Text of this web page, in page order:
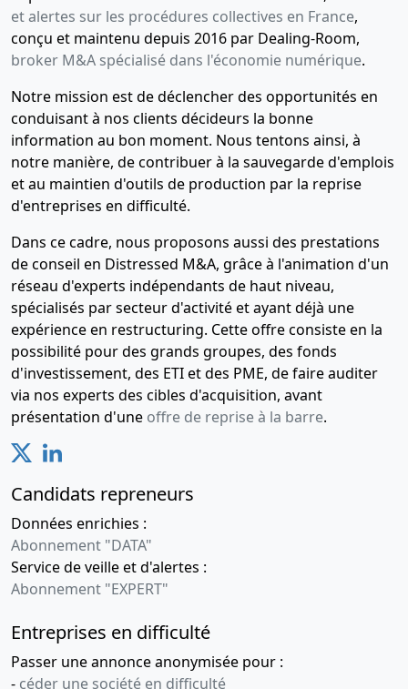
et alertes sur les procédures collectives en France,
conçu et maintenu depuis 2016 par Dealing-Room,
broker M&A spécialisé dans l'économie numérique.
Notre mission est de déclencher des opportunités en
conduisant à nos clients décideurs la bonne
information au bon moment. Nous tentons ainsi, à
notre manière, de contribuer à la sauvegarde d'emplois
et au maintien d'outils de production par la reprise
d'entreprises en difficulté.
Dans ce cadre, nous proposons aussi des prestations
de conseil en Distressed M&A, grâce à l'animation d'un
réseau d'experts indépendants de haut niveau,
spécialisés par secteur d'activité et ayant déjà une
expérience en restructuring. Cette offre consiste en la
possibilité pour des grands groupes, des fonds
d'investissement, des ETI et des PME, de faire auditer
via nos experts des cibles d'acquisition, avant
présentation d'une offre de reprise à la barre.
Candidats repreneurs
Données enrichies :
Abonnement "DATA"
Service de veille et d'alertes :
Abonnement "EXPERT"
Entreprises en difficulté
Passer une annonce anonymisée pour :
- céder une société en difficulté